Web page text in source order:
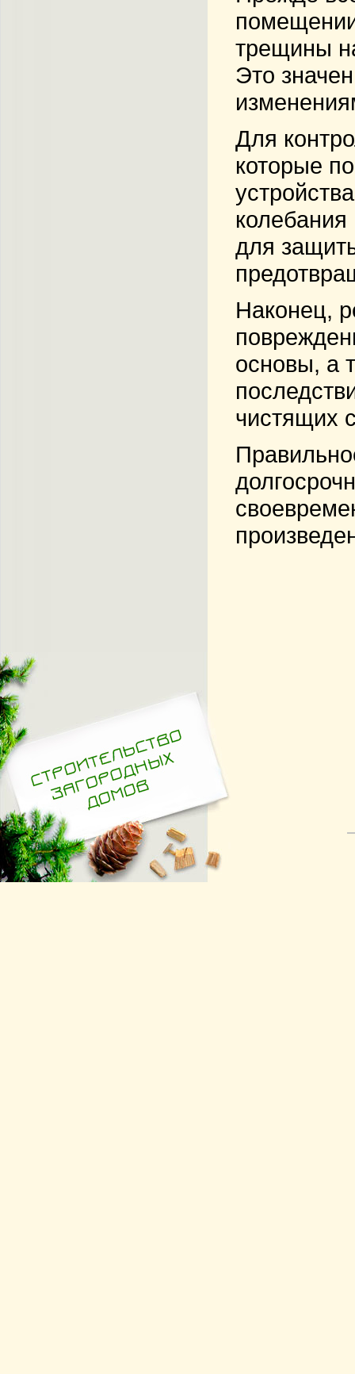
трещины
Это
Для
которые
для
Наконец,
основы, а
чистящих